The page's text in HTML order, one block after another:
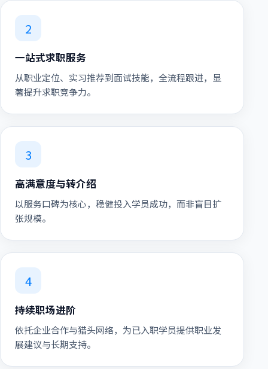
2
一站式求职服务
从职业定位、实习推荐到面试技能，全流程跟进，显
著提升求职竞争力。
3
高满意度与转介绍
以服务口碑为核心，稳健投入学员成功，而非盲目扩
张规模。
4
持续职场进阶
依托企业合作与猎头网络，为已入职学员提供职业发
展建议与长期支持。